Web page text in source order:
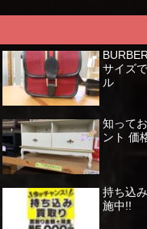
サイズ
ル
知って
ント 価
持ち込
施中!!